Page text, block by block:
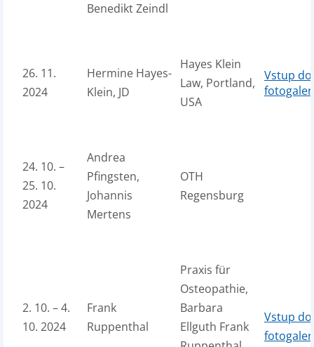
Benedikt Zeindl
26. 11.
2024
Hermine Hayes-
Klein, JD
Hayes Klein
Law, Portland,
USA
Vstup do
24. 10. –
25. 10.
2024
Andrea
Pfingsten,
Johannis
Mertens
OTH
Regensburg
2. 10. – 4.
10. 2024
Frank
Ruppenthal
Praxis für
Osteopathie,
Barbara
Ellguth Frank
Vstup do